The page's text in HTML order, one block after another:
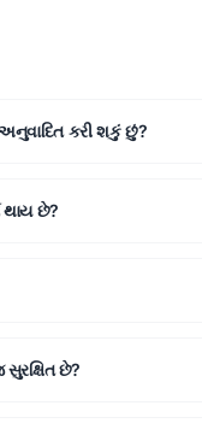
કરી શકું છું?
થાય છે?
છે?